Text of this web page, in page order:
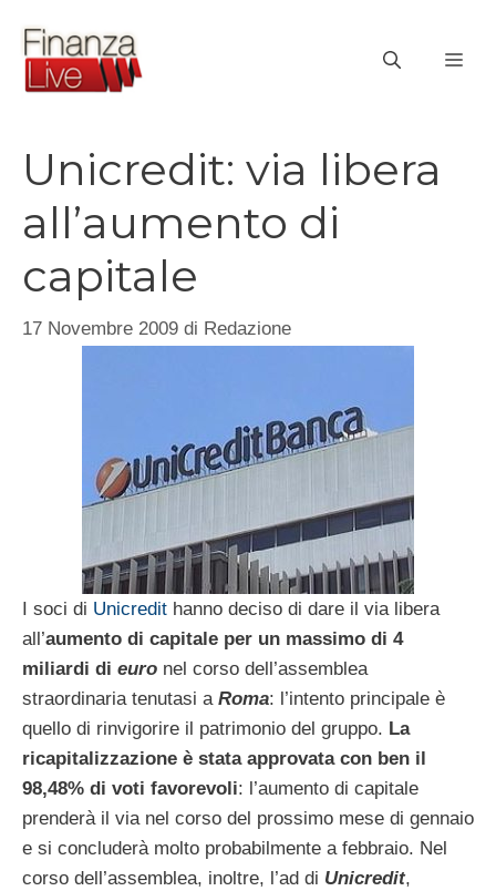
contenuto
Unicredit: via libera
all’aumento di
capitale
17 Novembre 2009 di Redazione
I soci di Unicredit hanno deciso di dare il via libera
all’aumento di capitale per un massimo di 4
miliardi di euro nel corso dell’assemblea
straordinaria tenutasi a Roma: l’intento principale è
quello di rinvigorire il patrimonio del gruppo. La
ricapitalizzazione è stata approvata con ben il
98,48% di voti favorevoli: l’aumento di capitale
prenderà il via nel corso del prossimo mese di gennaio
e si concluderà molto probabilmente a febbraio. Nel
corso dell’assemblea, inoltre, l’ad di Unicredit,